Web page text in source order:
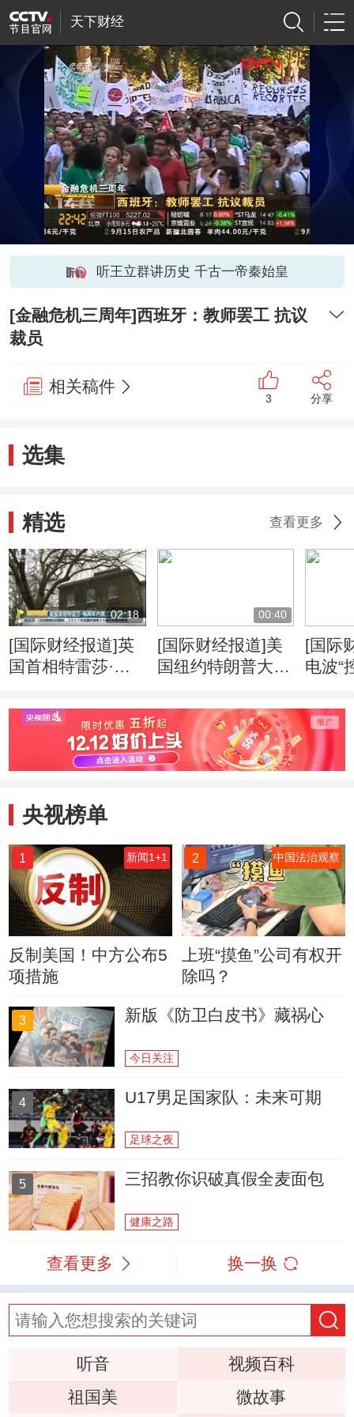
天下财经
听王立群讲历史 千古一帝秦始皇
[金融危机三周年]西班牙：教师罢工 抗议
裁员
相关稿件
3 分享
选集
精选 查看更多
02:18
[国际财经报道]英
国首相特雷莎·梅
内阁
00:40
[国际财经报道]美
国纽约特朗普大厦
[国际
电波“
央视榜单
1 新闻1+1
反制美国！中方公布5
项措施
2 中国法治观察
上班“摸鱼”公司有权开
除吗？
3 新版《防卫白皮书》藏祸心
今日关注
4 U17男足国家队：未来可期
足球之夜
5 三招教你识破真假全麦面包
健康之路
查看更多 换一换
听音
视频百科
祖国美
微故事